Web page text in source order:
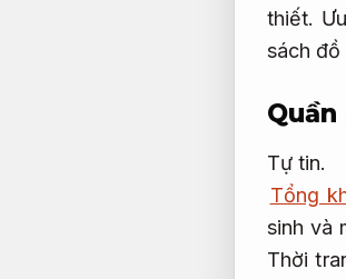
thiết.
sách
Tự tin.
Tổng
sinh và
Thời